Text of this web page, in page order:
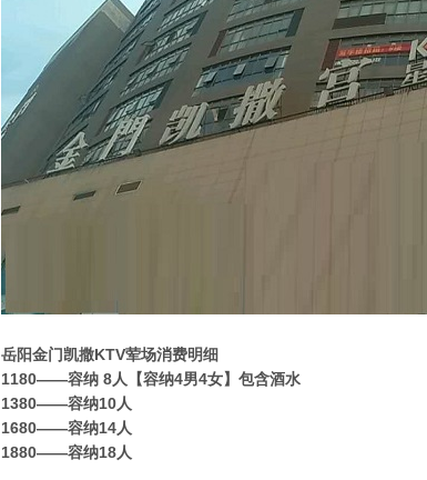
岳阳金门凯撒KTV荤场消费明细
1180——容纳 8人【容纳4男4女】包含酒水
1380——容纳10人
1680——容纳14人
1880——容纳18人